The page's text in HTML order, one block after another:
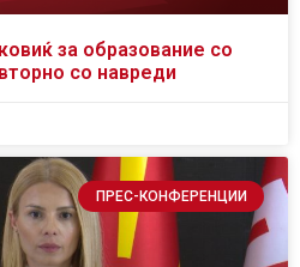
за образование со
со навреди
ПРЕС-КОНФЕРЕНЦИИ